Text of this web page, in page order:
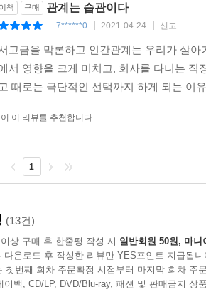
책 구매 관계는 습관이다
7******0 2021-04-24 신고
고금을 막론하고 인간관계는 우리가 살
서 영향을 크게 미치고, 회사를 다니는
때로는 극단적인 선택까지 하게 되는 이
이 이 리뷰를 추천합니다.
1
(13건)
상 구매 후 한줄평 작성 시 일반회원 50원, 마니
다운로드 후 작성한 리뷰만 YES포인트 지급됩니
첫번째 회차 주문확정 시점부터 마지막 회차 주
이백, CD/LP, DVD/Blu-ray, 패션 및 판매금지 상